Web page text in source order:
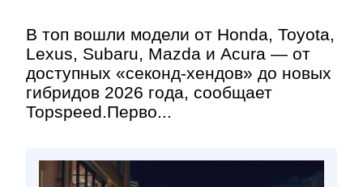
В топ вошли модели от Honda, Toyota,
Lexus, Subaru, Mazda и Acura — от
доступных «секонд-хендов» до новых
гибридов 2026 года, сообщает
Topspeed.Перво...